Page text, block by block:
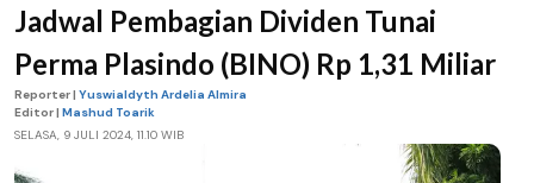
Jadwal Pembagian Dividen Tunai
Perma Plasindo (BINO) Rp 1,31 Miliar
Reporter | Yuswialdyth Ardelia Almira
Editor | Mashud Toarik
SELASA, 9 JULI 2024, 11.10 WIB